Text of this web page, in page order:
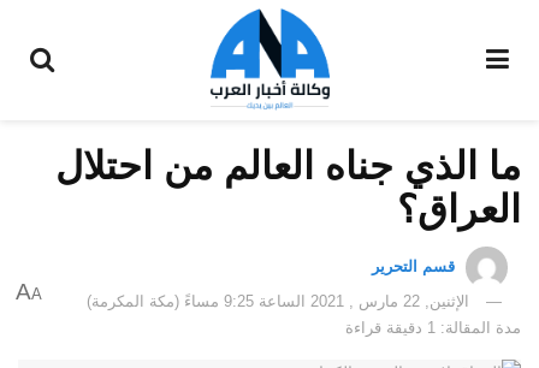
ما الذي جناه العالم من احتلال
العراق؟
قسم التحرير
الإثنين, 22 مارس , 2021 الساعة 9:25 مساءً (مكة المكرمة)
مدة المقالة: 1 دقيقة قراءة
A
A